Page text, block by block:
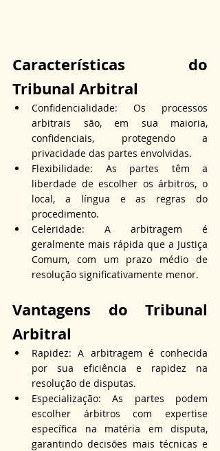
Características do
Tribunal Arbitral
Confidencialidade: Os processos
arbitrais são, em sua maioria,
confidenciais, protegendo a
privacidade das partes envolvidas.
Flexibilidade: As partes têm a
liberdade de escolher os árbitros, o
local, a língua e as regras do
procedimento.
Celeridade: A arbitragem é
geralmente mais rápida que a Justiça
Comum, com um prazo médio de
resolução significativamente menor.
Vantagens do Tribunal
Arbitral
Rapidez: A arbitragem é conhecida
por sua eficiência e rapidez na
resolução de disputas.
Especialização: As partes podem
escolher árbitros com expertise
específica na matéria em disputa,
garantindo decisões mais técnicas e